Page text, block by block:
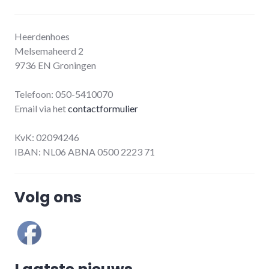
Heerdenhoes
Melsemaheerd 2
9736 EN Groningen
Telefoon: 050-5410070
Email via hetcontactformulier
KvK: 02094246
IBAN: NL06 ABNA 0500 2223 71
Volg ons